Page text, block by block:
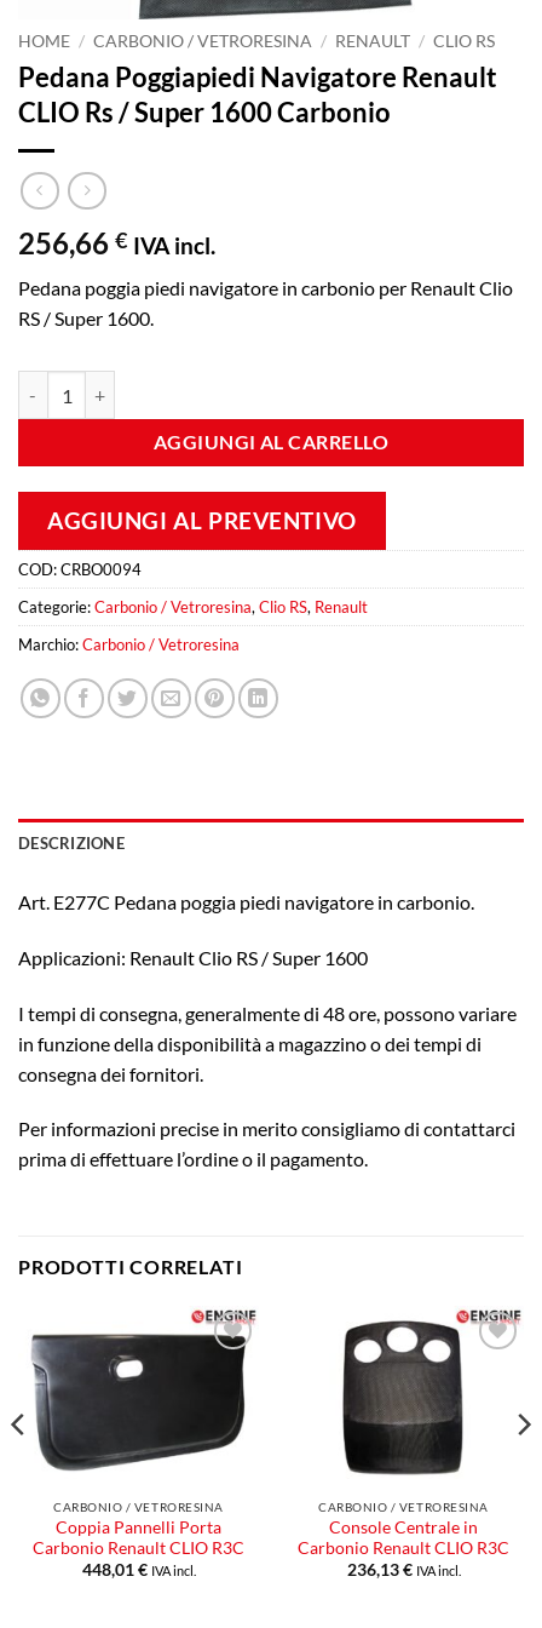
HOME / CARBONIO / VETRORESINA / RENAULT / CLIO RS
Pedana Poggiapiedi Navigatore Renault
CLIO Rs / Super 1600 Carbonio
256,66 € IVA incl.
Pedana poggia piedi navigatore in carbonio per Renault Clio
RS / Super 1600.
AGGIUNGI AL CARRELLO
AGGIUNGI AL PREVENTIVO
COD:CRBO0094
Categorie:Carbonio / Vetroresina, Clio RS, Renault
Marchio:Carbonio / Vetroresina
DESCRIZIONE
Art. E277C Pedana poggia piedi navigatore in carbonio.
Applicazioni: Renault Clio RS / Super 1600
I tempi di consegna, generalmente di 48 ore, possono variare
in funzione della disponibilità a magazzino o dei tempi di
consegna dei fornitori.
Per informazioni precise in merito consigliamo di contattarci
prima di effettuare l’ordine o il pagamento.
PRODOTTI CORRELATI
Aggiungi
alla lista
desideri
CARBONIO / VETRORESINA
Coppia Pannelli Porta
Carbonio Renault CLIO R3C
448,01€ IVA incl.
Aggiungi
alla lista
desideri
CARBONIO / VETRORESINA
Console Centrale in
Carbonio Renault CLIO R3C
236,13€ IVA incl.